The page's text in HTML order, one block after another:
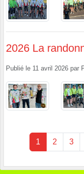
2026 La
Publié le 11 avril 2026 par
1 2 3